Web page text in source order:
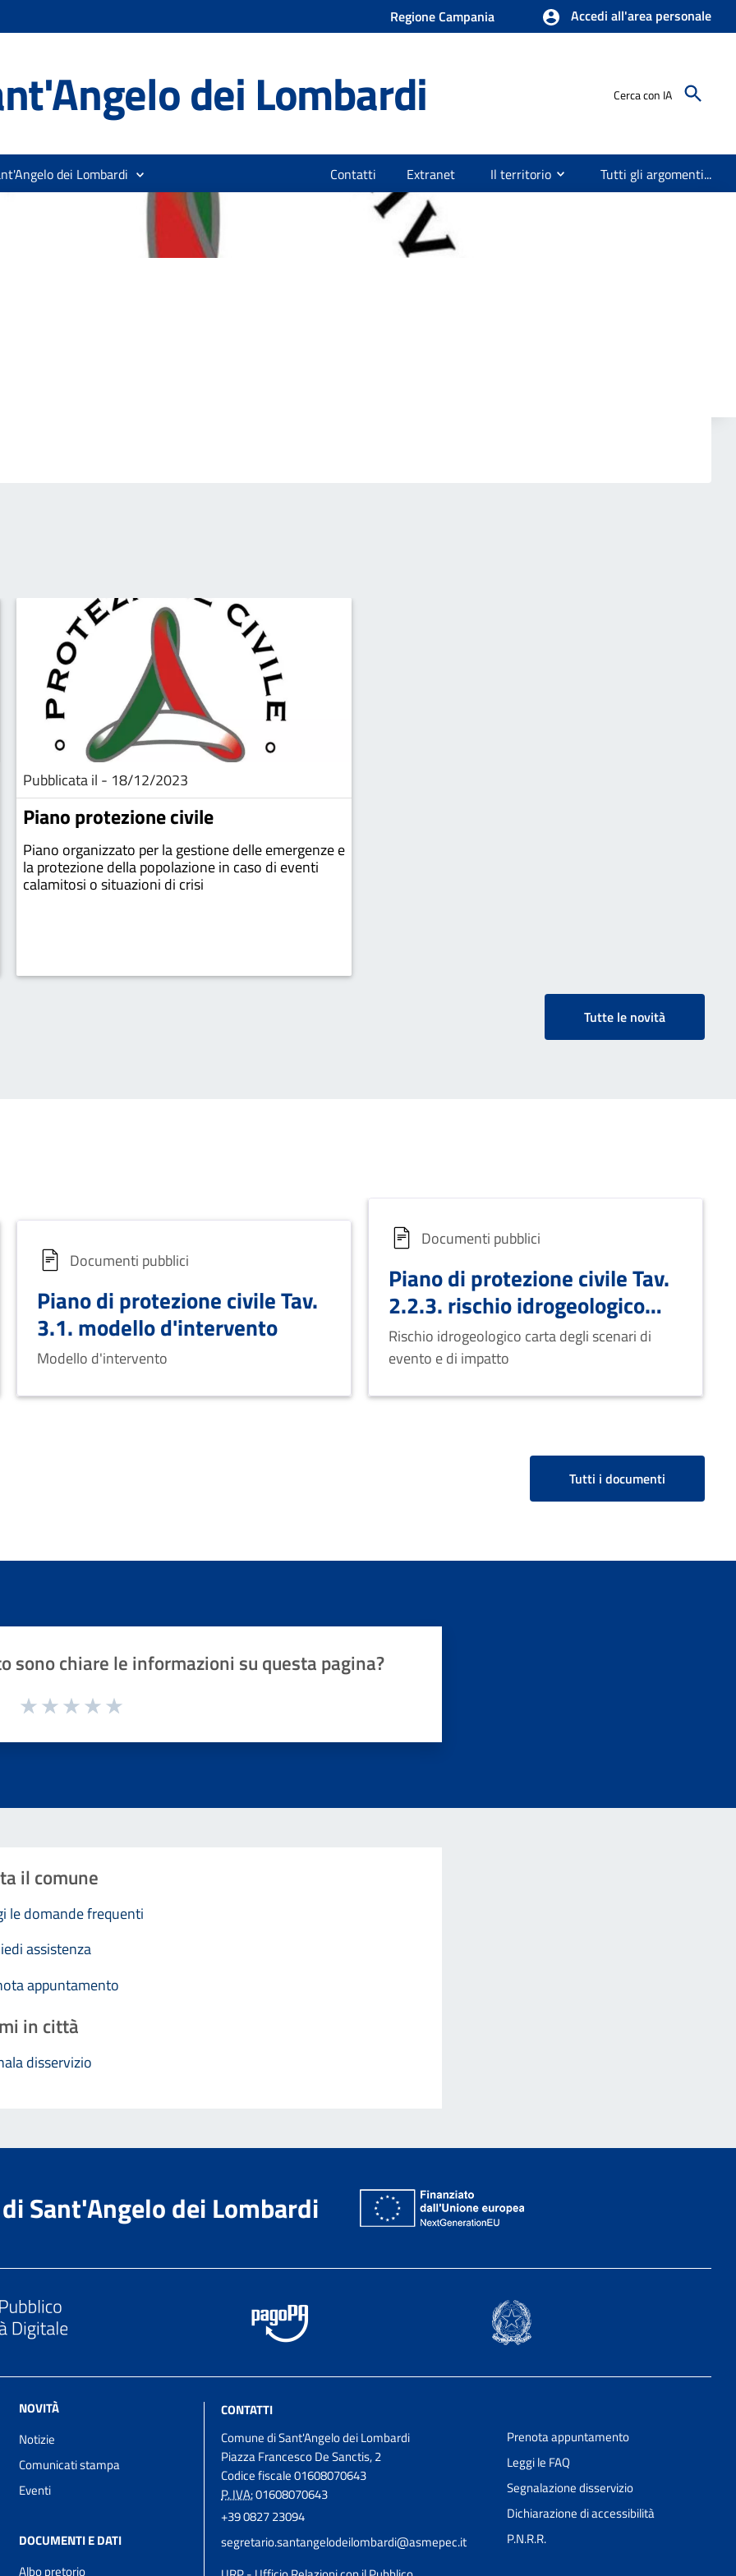
Regione Campania Accedi all'area personale
dei Lombardi Cerca con IA
dei Lombardi Contatti Extranet Il territorio Tutti gli argomenti...
Pubblicata il - 18/12/2023
Piano protezione civile
Piano organizzato per la gestione delle emergenze e
la protezione della popolazione in caso di eventi
calamitosi o situazioni di crisi
Tutte le novità
Documenti pubblici
Piano di protezione civile Tav.
3.1. modello d'intervento
Modello d'intervento
Documenti pubblici
Piano di protezione civile Tav.
2.2.3. rischio idrogeologico
carta degli scenari di evento e
di impatto
Rischio idrogeologico carta degli scenari di
evento e di impatto
Tutti i documenti
sono chiare le informazioni su questa pagina?
1 a 5 stelle la pagina
il comune
le domande frequenti
assistenza
appuntamento
in città
disservizio
Sant'Angelo dei Lombardi
NOVITÀ
Notizie
Comunicati stampa
Eventi
DOCUMENTI E DATI
Albo pretorio
CONTATTI
Comune di Sant'Angelo dei Lombardi
Piazza Francesco De Sanctis, 2
Codice fiscale 01608070643
P. IVA:01608070643
+39 0827 23094
segretario.santangelodeilombardi@asmepec.it
Prenota appuntamento
Leggi le FAQ
Segnalazione disservizio
Dichiarazione di accessibilità
P.N.R.R.